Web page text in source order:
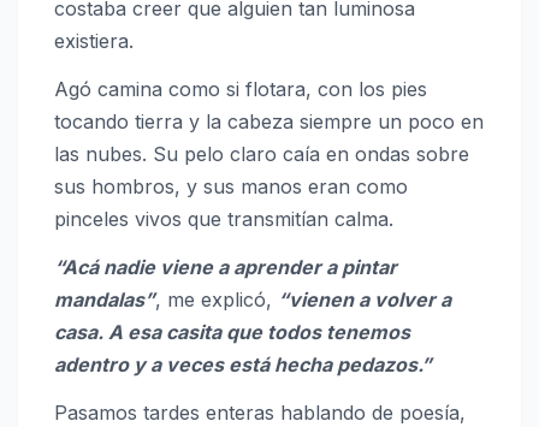
costaba creer que alguien tan luminosa
existiera.
Agó camina como si flotara, con los pies
tocando tierra y la cabeza siempre un poco en
las nubes. Su pelo claro caía en ondas sobre
sus hombros, y sus manos eran como
pinceles vivos que transmitían calma.
“Acá nadie viene a aprender a pintar
mandalas”, me explicó, “vienen a volver a
casa. A esa casita que todos tenemos
adentro y a veces está hecha pedazos.”
Pasamos tardes enteras hablando de poesía,